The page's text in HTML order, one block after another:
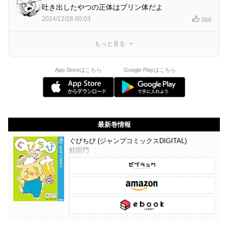
吐き出したやつの正体はプリン体だよ
2024/12/28 00:03 366
もっと見る
App Storeはこちら Google Playはこちら
最新巻情報
ぐびちび (ジャンプコミックスDIGITAL)
鮭田門